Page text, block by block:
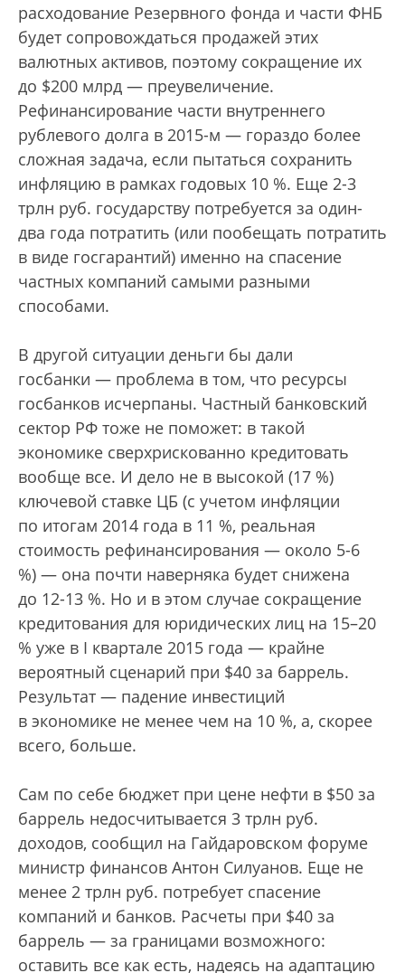
расходование Резервного фонда и части ФНБ
будет сопровождаться продажей этих
валютных активов, поэтому сокращение их
до $200 млрд — преувеличение.
Рефинансирование части внутреннего
рублевого долга в 2015-м — гораздо более
сложная задача, если пытаться сохранить
инфляцию в рамках годовых 10 %. Еще 2-3
трлн руб. государству потребуется за один-
два года потратить (или пообещать потратить
в виде госгарантий) именно на спасение
частных компаний самыми разными
способами.
В другой ситуации деньги бы дали
госбанки — проблема в том, что ресурсы
госбанков исчерпаны. Частный банковский
сектор РФ тоже не поможет: в такой
экономике сверхрискованно кредитовать
вообще все. И дело не в высокой (17 %)
ключевой ставке ЦБ (с учетом инфляции
по итогам 2014 года в 11 %, реальная
стоимость рефинансирования — около 5-6
%) — она почти наверняка будет снижена
до 12-13 %. Но и в этом случае сокращение
кредитования для юридических лиц на 15–20
% уже в I квартале 2015 года — крайне
вероятный сценарий при $40 за баррель.
Результат — падение инвестиций
в экономике не менее чем на 10 %, а, скорее
всего, больше.
Сам по себе бюджет при цене нефти в $50 за
баррель недосчитывается 3 трлн руб.
доходов, сообщил на Гайдаровском форуме
министр финансов Антон Силуанов. Еще не
менее 2 трлн руб. потребует спасение
компаний и банков. Расчеты при $40 за
баррель — за границами возможного:
оставить все как есть, надеясь на адаптацию